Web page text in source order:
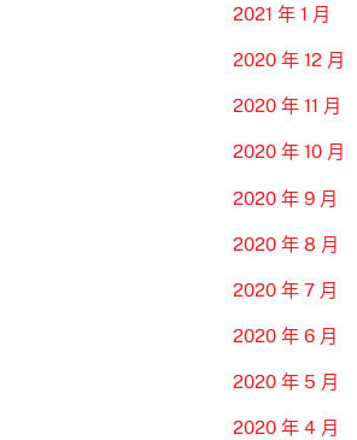
2021 年 1 月
2020 年 12 月
2020 年 11 月
2020 年 10 月
2020 年 9 月
2020 年 8 月
2020 年 7 月
2020 年 6 月
2020 年 5 月
2020 年 4 月